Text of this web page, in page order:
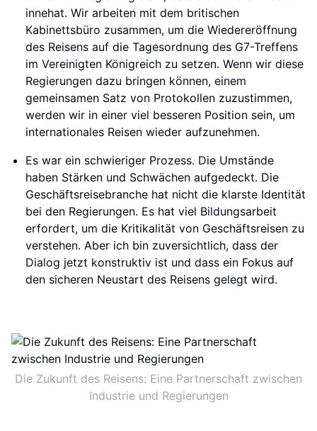
innehat. Wir arbeiten mit dem britischen
Kabinettsbüro zusammen, um die Wiedereröffnung
des Reisens auf die Tagesordnung des G7-Treffens
im Vereinigten Königreich zu setzen. Wenn wir diese
Regierungen dazu bringen können, einem
gemeinsamen Satz von Protokollen zuzustimmen,
werden wir in einer viel besseren Position sein, um
internationales Reisen wieder aufzunehmen.
Es war ein schwieriger Prozess. Die Umstände
haben Stärken und Schwächen aufgedeckt. Die
Geschäftsreisebranche hat nicht die klarste Identität
bei den Regierungen. Es hat viel Bildungsarbeit
erfordert, um die Kritikalität von Geschäftsreisen zu
verstehen. Aber ich bin zuversichtlich, dass der
Dialog jetzt konstruktiv ist und dass ein Fokus auf
den sicheren Neustart des Reisens gelegt wird.
Die Zukunft des Reisens: Eine Partnerschaft zwischen
Industrie und Regierungen